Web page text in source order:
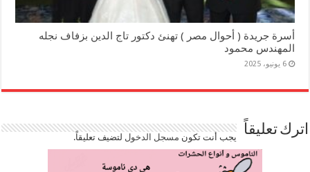
أسرة جريدة ( أحوال مصر ) تهنئ دكتور تاج الدين بزفاف نجله
المهندس محمود
6 يونيو، 2025
اترك تعليقاً يجب أنت تكون مسجل الدخوللتضيف تعليقاً.